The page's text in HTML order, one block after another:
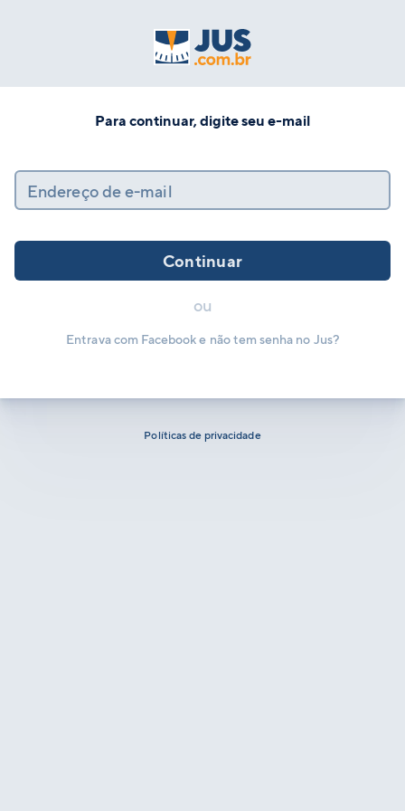
Para continuar, digite seu e-mail
Endereço de e-mail
Continuar
ou
Entrava com Facebook e não tem senha no Jus?
Políticas de privacidade